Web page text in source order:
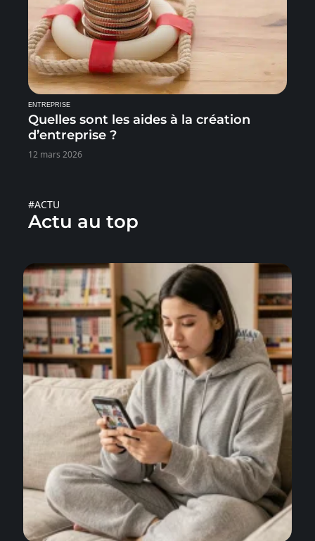
ENTREPRISE
Quelles sont les aides à la création
d’entreprise ?
12 mars 2026
#ACTU
Actu au top